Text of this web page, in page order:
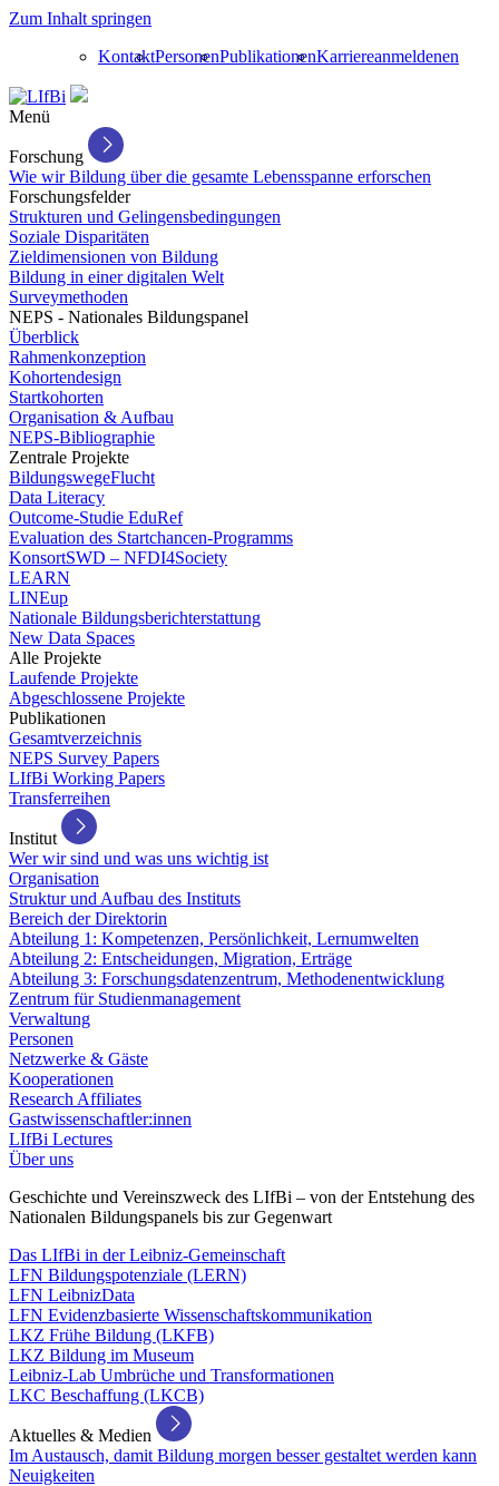
Zum Inhalt springen
KontaktPersonenPublikationenKarriereanmeldenen
Menü
Forschung
Wie wir Bildung über die gesamte Lebensspanne erforschen
Forschungsfelder
Strukturen und Gelingensbedingungen
Soziale Disparitäten
Zieldimensionen von Bildung
Bildung in einer digitalen Welt
Surveymethoden
NEPS - Nationales Bildungspanel
Überblick
Rahmenkonzeption
Kohortendesign
Startkohorten
Organisation & Aufbau
NEPS-Bibliographie
Zentrale Projekte
BildungswegeFlucht
Data Literacy
Outcome-Studie EduRef
Evaluation des Startchancen-Programms
KonsortSWD – NFDI4Society
LEARN
LINEup
Nationale Bildungsberichterstattung
New Data Spaces
Alle Projekte
Laufende Projekte
Abgeschlossene Projekte
Publikationen
Gesamtverzeichnis
NEPS Survey Papers
LIfBi Working Papers
Transferreihen
Institut
Wer wir sind und was uns wichtig ist
Organisation
Struktur und Aufbau des Instituts
Bereich der Direktorin
Abteilung 1: Kompetenzen, Persönlichkeit, Lernumwelten
Abteilung 2: Entscheidungen, Migration, Erträge
Abteilung 3: Forschungsdatenzentrum, Methodenentwicklung
Zentrum für Studienmanagement
Verwaltung
Personen
Netzwerke & Gäste
Kooperationen
Research Affiliates
Gastwissenschaftler:innen
LIfBi Lectures
Über uns
Geschichte und Vereinszweck des LIfBi – von der Entstehung des
Nationalen Bildungspanels bis zur Gegenwart
Das LIfBi in der Leibniz-Gemeinschaft
LFN Bildungspotenziale (LERN)
LFN LeibnizData
LFN Evidenzbasierte Wissenschaftskommunikation
LKZ Frühe Bildung (LKFB)
LKZ Bildung im Museum
Leibniz-Lab Umbrüche und Transformationen
LKC Beschaffung (LKCB)
Aktuelles & Medien
Im Austausch, damit Bildung morgen besser gestaltet werden kann
Neuigkeiten